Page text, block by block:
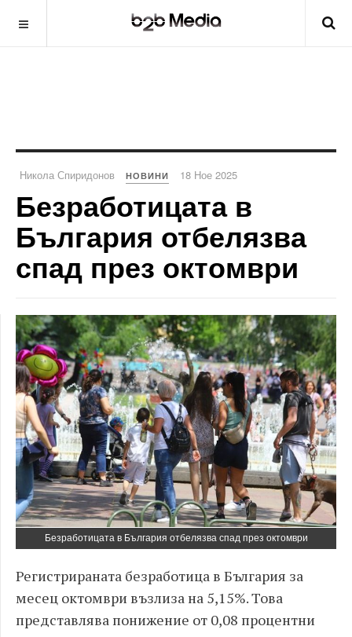
Никола Спиридонов НОВИНИ 18 Ное 2025
Безработицата в
България отбелязва
спад през октомври
Безработицата в България отбелязва спад през октомври
Регистрираната безработица в България за
месец октомври възлиза на 5,15%. Това
представлява понижение от 0,08 процентни